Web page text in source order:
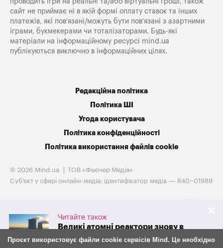
Читайте також
Великі атомні реактори знову в
грі. Westinghouse готується до
IPO на тлі потужної підтримки
сайт не приймає ні в якій формі оплату ставок та інших
платежів, які пов’язані/можуть бути пов’язані з азартними
іграми, букмекерами чи тоталізаторами. Будь-які
матеріали на інформаційному ресурсі mind.ua
публікуються виключно в інформаційних цілях.
Редакційна політика
Політика ШІ
Угода користувача
Політика конфіденційності
Політика використання файлів cookie
© 2026 Mind.ua
ТОВ «Фьючер Медiа»
Cуб'єкт у сфері онлайн-медіа; ідентифікатор медіа — R40−01989
Проєкт використовує файли cookie сервісів Mind. Це необхідно